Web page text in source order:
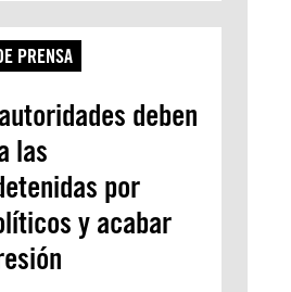
PRENSA
deben
las
por
y acabar